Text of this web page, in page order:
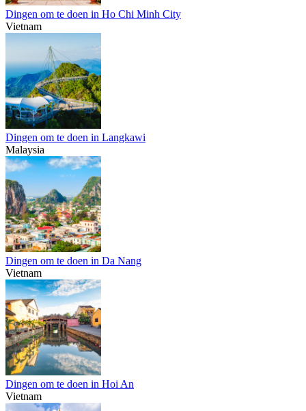
Dingen om te doen in Ho Chi Minh City
Vietnam
Dingen om te doen in Langkawi
Malaysia
Dingen om te doen in Da Nang
Vietnam
Dingen om te doen in Hoi An
Vietnam